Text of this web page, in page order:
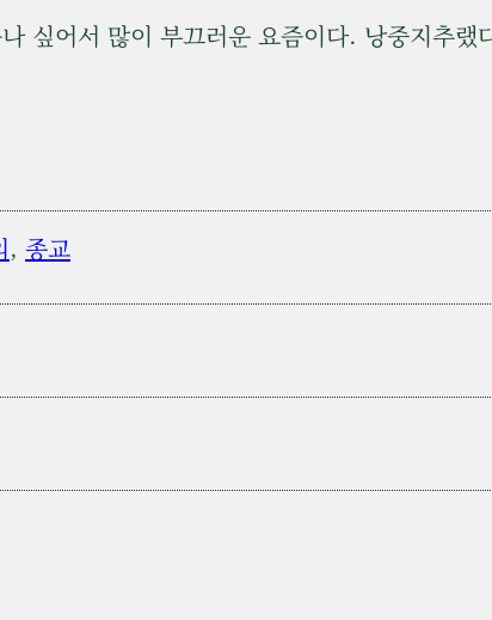
싶어서 많이 부끄러운 요즘이다. 낭중지추
, 종교